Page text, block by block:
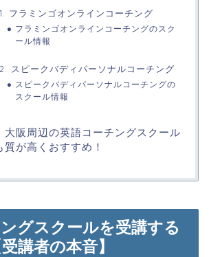
1. フラミンゴオンラインコーチング
フラミンゴオンラインコーチングのスク
ール情報
2. スピークバディパーソナルコーチング
スピークバディパーソナルコーチングの
スクール情報
大阪周辺の英語コーチングスクール
質が高くおすすめ！
グスクールを受講する
講者の本音】